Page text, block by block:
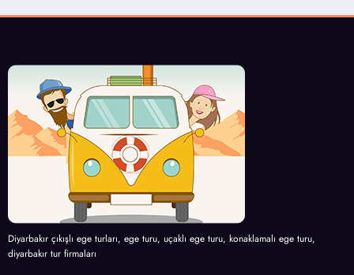
Diyarbakır çıkışlı ege turları, ege turu, uçaklı ege turu, konaklamalı ege turu,
diyarbakır tur firmaları